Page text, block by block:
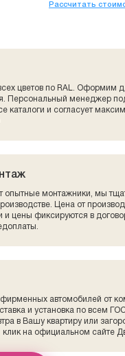
Рассчитать
цветов по RAL. Оформим
Персональный менеджер
каталоги и согласует
опытные монтажники, мы
Цена от
и цены фиксируются в
автомобилей от
и установка по всем
в Вашу квартиру или
клик на официальном сайте